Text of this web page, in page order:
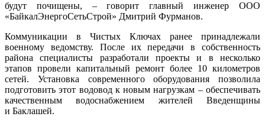
будут почищены, – говорит главный инженер ООО
«БайкалЭнергоСетьСтрой» Дмитрий Фурманов.
Коммуникации в Чистых Ключах ранее принадлежали
военному ведомству. После их передачи в собственность
района специалисты разработали проекты и в несколько
этапов провели капитальный ремонт более 10 километров
сетей. Установка современного оборудования позволила
подготовить этот водовод к новым нагрузкам – обеспечивать
качественным водоснабжением жителей Введенщины
и Баклашей.